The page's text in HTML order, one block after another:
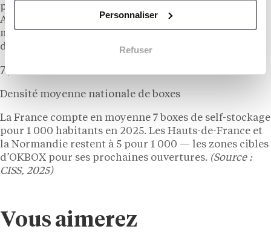
Personnaliser
Refuser
prochaines ouvertures, à Calais, Roubaix, Le Havre,
Amiens et Saint-Quentin, en s’appuyant sur son
modèle de réhabilitation pour s’implanter là où
d’autres hésitent encore.
7 / 1 000
Densité moyenne nationale de boxes
La France compte en moyenne 7 boxes de self-stockage
pour 1 000 habitants en 2025. Les Hauts-de-France et
la Normandie restent à 5 pour 1 000 — les zones cibles
d’OKBOX pour ses prochaines ouvertures. (Source :
CISS, 2025)
Vous aimerez